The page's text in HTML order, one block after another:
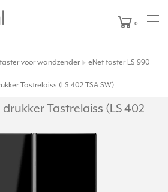
0
voor wandzender eNet taster LS 990
Tastrelaiss (LS 402 TSA SW)
drukker Tastrelaiss (LS 402